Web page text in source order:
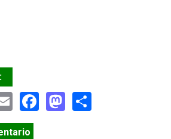
EmailFacebook
Mastodon